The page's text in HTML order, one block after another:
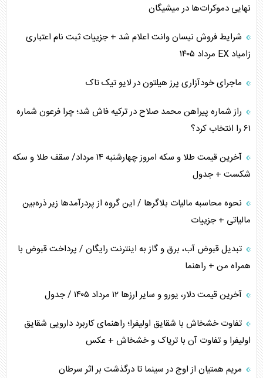
اهمیت راهبردی اردن برای آمریکا
پیام، ظرفیت بالفعل‌نشده تجارت ایران
همسویی عربستان با سنتکام علیه متحدان ایران
ترامپ و توهم خلع سلاح حماس
نهایی دموکرات‌ها در میشیگان
شرایط فروش نیسان وانت اعلام شد + جزییات ثبت نام اعتباری
زامیاد EX مرداد ۱۴۰۵
ماجرای خودآزاری پرز هیلتون در لایو تیک تاک
راز شماره پیراهن محمد صلاح در ترکیه فاش شد؛ چرا فرعون شماره
۶۱ را انتخاب کرد؟
آخرین قیمت طلا و سکه امروز چهارشنبه ۱۴ مرداد/ سقف طلا و سکه
شکست + جدول
نحوه محاسبه مالیات بلاگر‌ها / این گروه از پردرآمد‌ها زیر ذره‌بین
مالیاتی + جزییات
تبدیل قبوض آب، برق و گاز به اینترنت رایگان / پرداخت قبوض با
همراه من + راهنما
آخرین قیمت دلار، یورو و سایر ارز‌ها ۱۲ مرداد ۱۴۰۵ / جدول
تفاوت خشخاش با شقایق اولیفرا؛ راهنمای کاربرد دارویی شقایق
اولیفرا و تفاوت آن با تریاک و خشخاش + عکس
مریم همتیان از اوج در سینما تا درگذشت بر اثر سرطان